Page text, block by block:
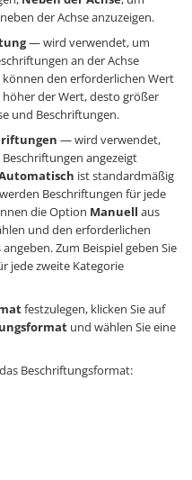
der Achse anzuzeigen.
— wird verwendet, um
an der Achse
den erforderlichen Wert
höher der Wert, desto größer
und Beschriftungen.
— wird verwendet,
angezeigt
ist standardmäßig
Beschriftungen für jede
die Option Manuell aus
und den erforderlichen
Zum Beispiel geben Sie
jede zweite Kategorie
festzulegen, klicken Sie auf
und wählen Sie eine
Beschriftungsformat: